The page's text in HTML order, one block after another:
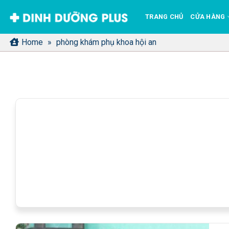
qua
nội
dung
TRANG CHỦ CỬA HÀNG
Home » phòng khám phụ khoa hội an